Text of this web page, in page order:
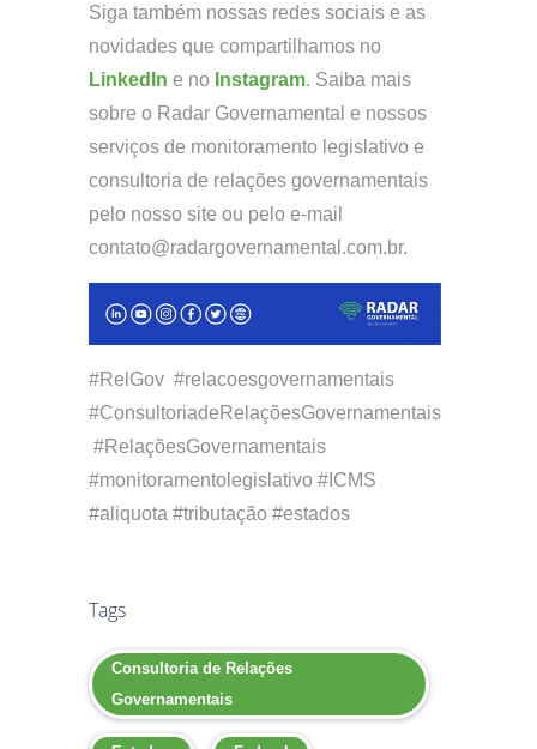
Siga também nossas redes sociais e as
novidades que compartilhamos no
LinkedIn e no Instagram. Saiba mais
sobre o Radar Governamental e nossos
serviços de monitoramento legislativo e
consultoria de relações governamentais
pelo nosso site ou pelo e-mail
contato@radargovernamental.com.br.
#RelGov #relacoesgovernamentais
#ConsultoriadeRelaçõesGovernamentais
#RelaçõesGovernamentais
#monitoramentolegislativo #ICMS
#aliquota #tributação #estados
Tags
Consultoria de Relações
Governamentais